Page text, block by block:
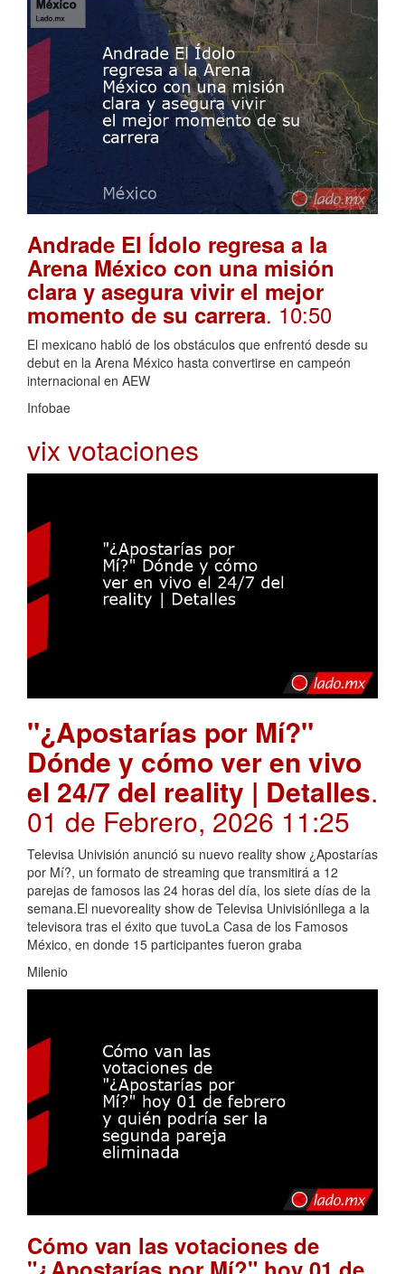
Andrade El Ídolo regresa a la
Arena México con una misión
clara y asegura vivir el mejor
momento de su carrera. 10:50
El mexicano habló de los obstáculos que enfrentó desde su
debut en la Arena México hasta convertirse en campeón
internacional en AEW
Infobae
vix votaciones
"¿Apostarías por Mí?"
Dónde y cómo ver en vivo
el 24/7 del reality | Detalles.
01 de Febrero, 2026 11:25
Televisa Univisión anunció su nuevo reality show ¿Apostarías
por Mí?, un formato de streaming que transmitirá a 12
parejas de famosos las 24 horas del día, los siete días de la
semana.El nuevoreality show de Televisa Univisiónllega a la
televisora tras el éxito que tuvoLa Casa de los Famosos
México, en donde 15 participantes fueron graba
Milenio
Cómo van las votaciones de